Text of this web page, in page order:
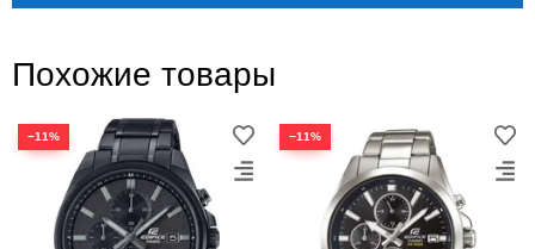
Похожие товары
−11% −11%